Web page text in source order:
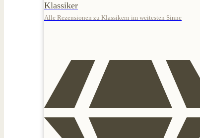
Klassiker
Alle Rezensionen zu Klassikern im weitesten Sinne